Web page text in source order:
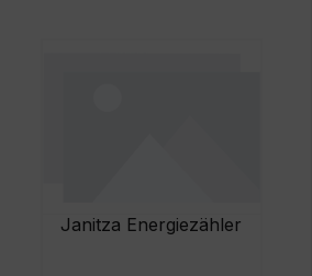
Janitza Energiezähler